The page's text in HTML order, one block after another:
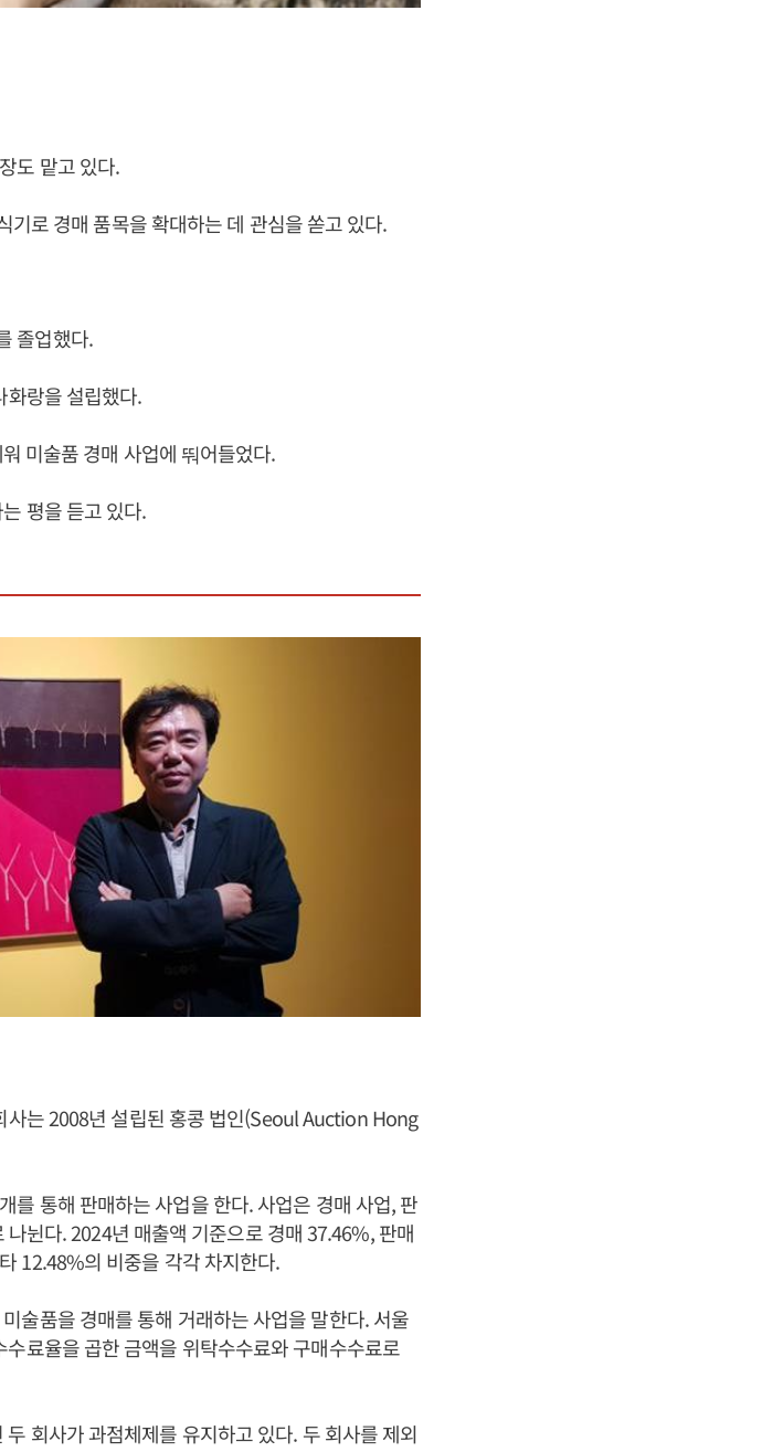
도 맡고 있다.
기로 경매 품목을 확대하는 데 관심을 쏟고 있다.
졸업했다.
화랑을 설립했다.
미술품 경매 사업에 뚸어들었다.
평을 듣고 있다.
사는 2008년 설립된 홍콩 법인(Seoul Auction Hong
를 통해 판매하는 사업을 한다. 사업은 경매 사업, 판
뉜다. 2024년 매출액 기준으로 경매 37.46%, 판매
12.48%의 비중을 각각 차지한다.
술품을 경매를 통해 거래하는 사업을 말한다. 서울
료율을 곱한 금액을 위탁수수료와 구매수수료로
회사가 과점체제를 유지하고 있다. 두 회사를 제외